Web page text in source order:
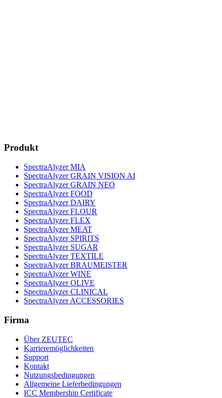
Produkt
SpectraAlyzer MIA
SpectraAlyzer GRAIN VISION AI
SpectraAlyzer GRAIN NEO
SpectraAlyzer FOOD
SpectraAlyzer DAIRY
SpectraAlyzer FLOUR
SpectraAlyzer FLEX
SpectraAlyzer MEAT
SpectraAlyzer SPIRITS
SpectraAlyzer SUGAR
SpectraAlyzer TEXTILE
SpectraAlyzer BRAUMEISTER
SpectraAlyzer WINE
SpectraAlyzer OLIVE
SpectraAlyzer CLINICAL
SpectraAlyzer ACCESSORIES
Firma
Über ZEUTEC
Karrieremöglichkeiten
Support
Kontakt
Nutzungsbedingungen
Allgemeine Lieferbedingungen
ICC Membership Certificate